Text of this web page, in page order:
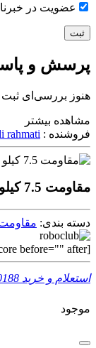
عضویت در
پرسش و
هنوز بررسی‌ای
مشاهده بیشتر
فروشنده : rahmati
مقاومت 7.5 کیلو اهم ¼ وات 5 درصد
دسته بندی: مقاومت
[avans-product-score before="" after="امتیاز ربوکلاب"]
استعلام و خرید
موجود